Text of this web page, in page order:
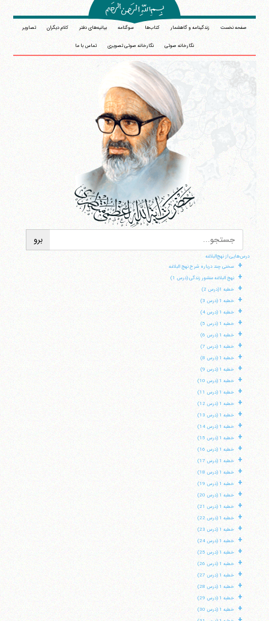
صفحه نخست زندگینامه و گاهشمار کتاب‌ها سوگنامه بیانیه‌های دفتر کلام دیگران تصاویر
نگارخانه صوتی نگارخانه صوتی تصویری تماس با ما
درس‌هایی از نهج‌البلاغه
+ سخنی چند درباره شرح نهج البلاغه
+ نهج البلاغه منشور زندگی (درس 1)
+ خطبه 1(درس 2)
+ خطبه 1 (درس 3)
+ خطبه 1 (درس 4)
+ خطبه 1 (درس 5)
+ خطبه 1 (درس 6)
+ خطبه 1 (درس 7)
+ خطبه 1 (درس 8)
+ خطبه 1 (درس 9)
+ خطبه 1 (درس 10)
+ خطبه 1 (درس 11)
+ خطبه 1 (درس 12)
+ خطبه 1 (درس 13)
+ خطبه 1 (درس 14)
+ خطبه 1 (درس 15)
+ خطبه 1 (درس 16)
+ خطبه 1 (درس 17)
+ خطبه 1 (درس 18)
+ خطبه 1 (درس 19)
+ خطبه 1 (درس 20)
+ خطبه 1 (درس 21)
+ خطبه 1 (درس 22)
+ خطبه 1 (درس 23)
+ خطبه 1 (درس 24)
+ خطبه 1 (درس 25)
+ خطبه 1 (درس 26)
+ خطبه 1 (درس 27)
+ خطبه 1 (درس 28)
+ خطبه 1 (درس 29)
+ خطبه 1 (درس 30)